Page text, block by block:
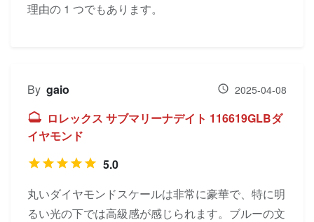
理由の 1 つでもあります。
By gaio 2025-04-08
ロレックス サブマリーナデイト 116619GLBダ
イヤモンド
5.0
丸いダイヤモンドスケールは非常に豪華で、特に明
るい光の下では高級感が感じられます。ブルーの文